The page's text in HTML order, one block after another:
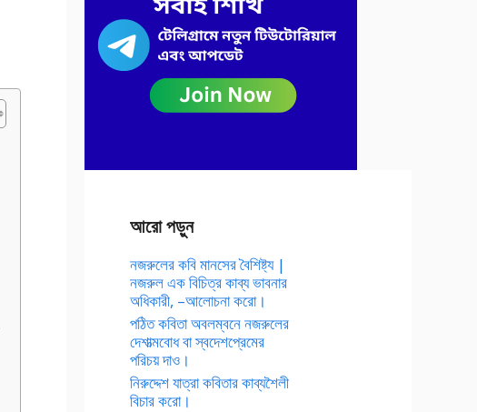
আরো পড়ুন
নজরুলের কবি মানসের বৈশিষ্ট্য |
নজরুল এক বিচিত্র কাব্য ভাবনার
অধিকারী, –আলোচনা করো।
পঠিত কবিতা অবলম্বনে নজরুলের
দেশাত্মবোধ বা স্বদেশপ্রেমের
পরিচয় দাও।
নিরুদ্দেশ যাত্রা কবিতার কাব্যশৈলী
বিচার করো।